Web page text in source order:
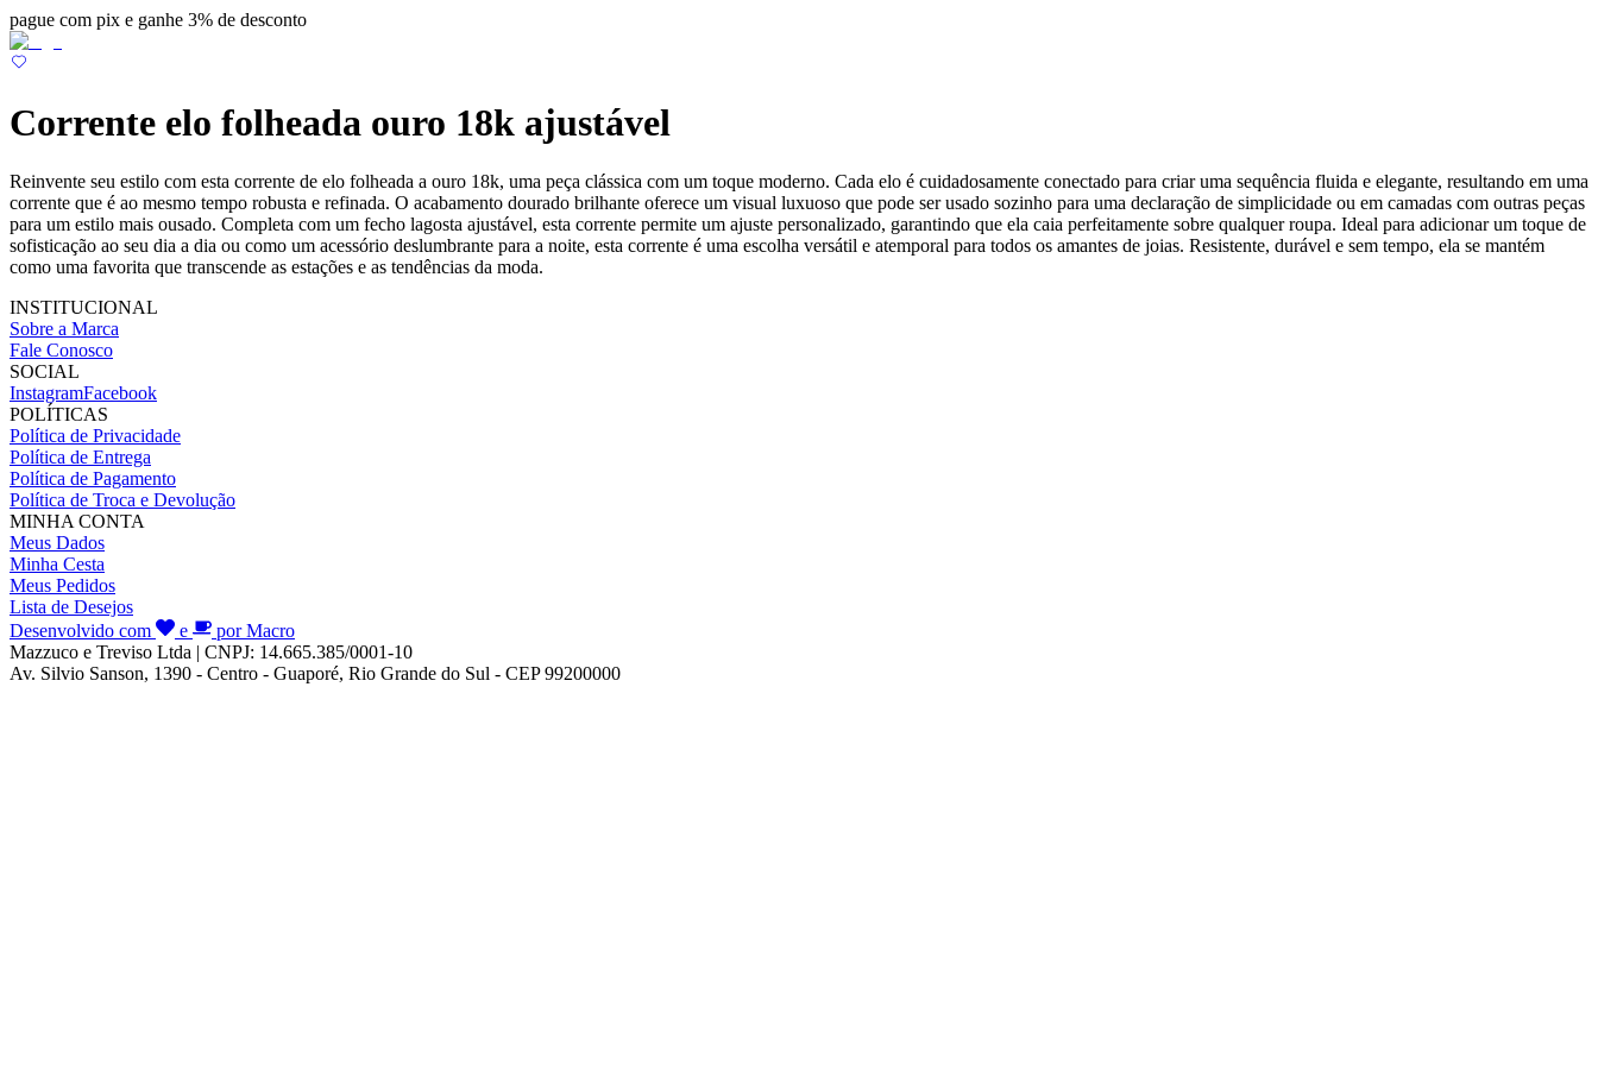
pague com pix e ganhe 3% de desconto
Corrente elo folheada ouro 18k ajustável
Reinvente seu estilo com esta corrente de elo folheada a ouro 18k, uma peça clássica com um toque moderno. Cada elo é cuidadosamente conectado para criar uma sequência fluida e elegante, resultando em uma
corrente que é ao mesmo tempo robusta e refinada. O acabamento dourado brilhante oferece um visual luxuoso que pode ser usado sozinho para uma declaração de simplicidade ou em camadas com outras peças
para um estilo mais ousado. Completa com um fecho lagosta ajustável, esta corrente permite um ajuste personalizado, garantindo que ela caia perfeitamente sobre qualquer roupa. Ideal para adicionar um toque de
sofisticação ao seu dia a dia ou como um acessório deslumbrante para a noite, esta corrente é uma escolha versátil e atemporal para todos os amantes de joias. Resistente, durável e sem tempo, ela se mantém
como uma favorita que transcende as estações e as tendências da moda.
INSTITUCIONAL
Sobre a Marca
Fale Conosco
SOCIAL
InstagramFacebook
POLÍTICAS
Política de Privacidade
Política de Entrega
Política de Pagamento
Política de Troca e Devolução
MINHA CONTA
Meus Dados
Minha Cesta
Meus Pedidos
Lista de Desejos
Desenvolvido com
e
por Macro
Mazzuco e Treviso Ltda | CNPJ: 14.665.385/0001-10
Av. Silvio Sanson, 1390 - Centro - Guaporé, Rio Grande do Sul - CEP 99200000